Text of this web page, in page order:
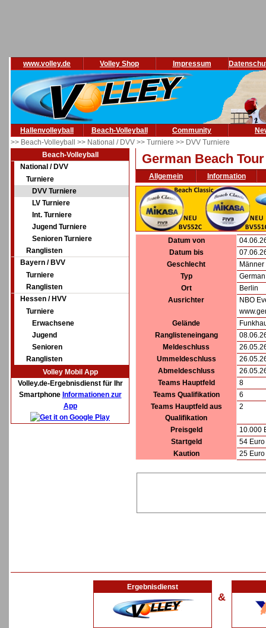
www.volley.de Volley Shop Impressum
Hallenvolleyball Beach-Volleyball Community
>> Beach-Volleyball >> National / DVV >> Turniere >> DVV Turniere
Beach-Volleyball
National / DVV
Turniere
DVV Turniere
LV Turniere
Int. Turniere
Jugend Turniere
Senioren Turniere
Ranglisten
Bayern / BVV
Turniere
Ranglisten
Hessen / HVV
Turniere
Erwachsene
Jugend
Senioren
Ranglisten
Volley Mobil App
Volley.de-Ergebnisdienst für Ihr
Smartphone Informationen zur
App
German Beach
Allgemein Information
Datum von
Datum bis
Geschlecht
Männer
Typ
Ort
Berlin
Ausrichter
NBO
Gelände
Ranglisteneingang
Meldeschluss
Ummeldeschluss
Abmeldeschluss
Teams Hauptfeld
8
Teams Qualifikation
6
Teams Hauptfeld aus
Qualifikation
2
Preisgeld
10.000
Startgeld
54
Kaution
25
Ergebnisdienst
&